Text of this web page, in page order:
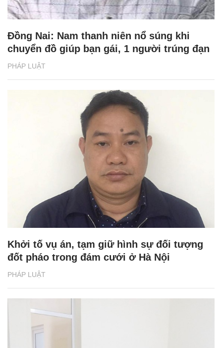
PHÁP LUẬT
Đồng Nai: Nam thanh niên nổ súng khi
chuyển đồ giúp bạn gái, 1 người trúng đạn
PHÁP LUẬT
Khởi tố vụ án, tạm giữ hình sự đối tượng
đốt pháo trong đám cưới ở Hà Nội